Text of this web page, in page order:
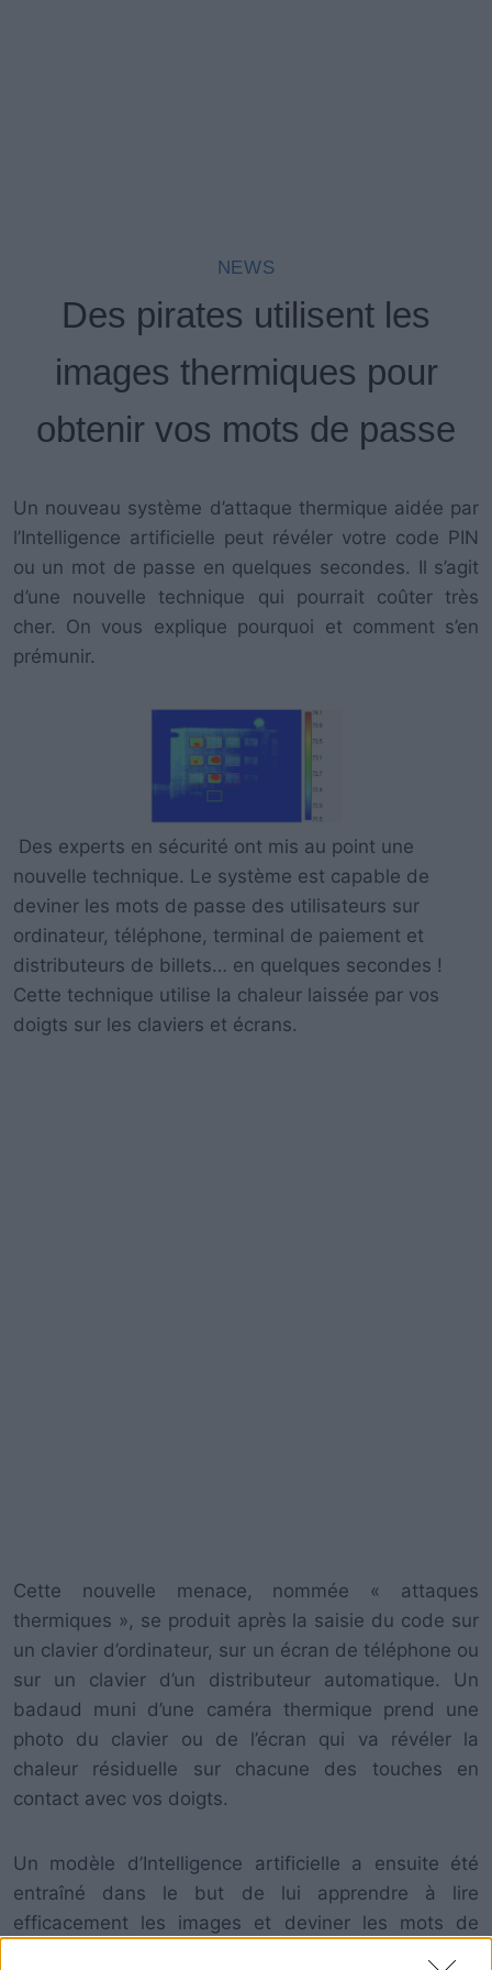
NEWS
Des pirates utilisent les
images thermiques pour
obtenir vos mots de passe
Un nouveau système d’attaque thermique aidée par
l’Intelligence artificielle peut révéler votre code PIN
ou un mot de passe en quelques secondes. Il s’agit
d’une nouvelle technique qui pourrait coûter très
cher. On vous explique pourquoi et comment s’en
prémunir.
Des experts en sécurité ont mis au point une
nouvelle technique. Le système est capable de
deviner les mots de passe des utilisateurs sur
ordinateur, téléphone, terminal de paiement et
distributeurs de billets… en quelques secondes !
Cette technique utilise la chaleur laissée par vos
doigts sur les claviers et écrans.
Cette nouvelle menace, nommée « attaques
thermiques », se produit après la saisie du code sur
un clavier d’ordinateur, sur un écran de téléphone ou
sur un clavier d’un distributeur automatique. Un
badaud muni d’une caméra thermique prend une
photo du clavier ou de l’écran qui va révéler la
chaleur résiduelle sur chacune des touches en
contact avec vos doigts.
Un modèle d’Intelligence artificielle a ensuite été
entraîné dans le but de lui apprendre à lire
efficacement les images et deviner les mots de